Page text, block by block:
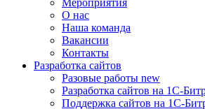
Мероприятия
О нас
Наша команда
Вакансии
Контакты
Разработка сайтов
Разовые работы new
Разработка сайтов на 1С-
Поддержка сайтов на 1С-